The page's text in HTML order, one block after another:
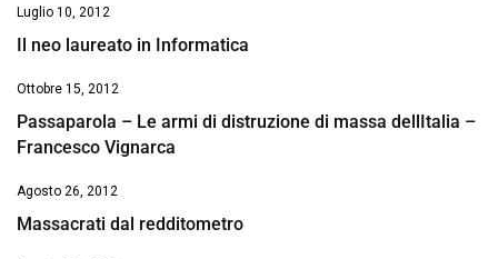
Luglio 10, 2012
Il neo laureato in Informatica
Ottobre 15, 2012
Passaparola – Le armi di distruzione di massa dellItalia –
Francesco Vignarca
Agosto 26, 2012
Massacrati dal redditometro